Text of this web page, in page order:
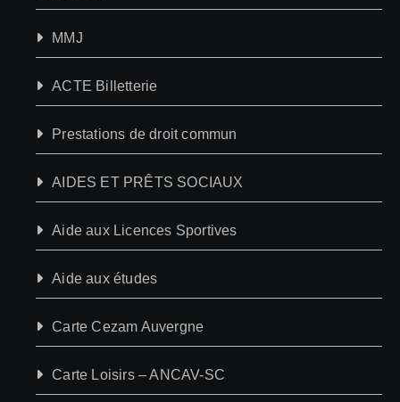
MMJ
ACTE Billetterie
Prestations de droit commun
AIDES ET PRÊTS SOCIAUX
Aide aux Licences Sportives
Aide aux études
Carte Cezam Auvergne
Carte Loisirs – ANCAV-SC